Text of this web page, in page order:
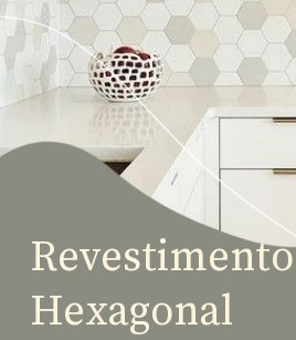
Revestimento
Hexagonal